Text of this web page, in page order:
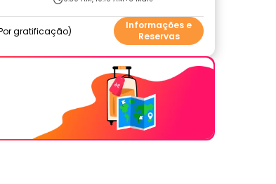
gratificação
Informações e
Reservas